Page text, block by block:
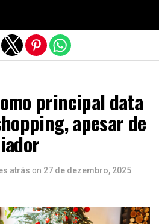
principal data
apesar de
atrás on 27 de dezembro, 2025